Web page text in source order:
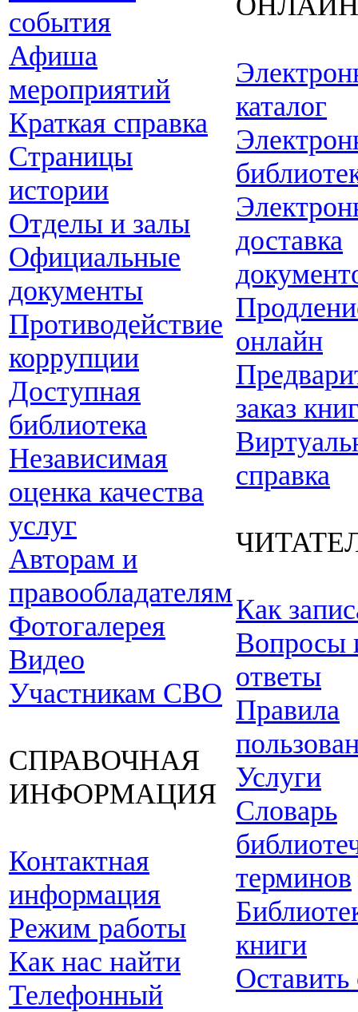
события
Афиша
мероприятий
Краткая справка
Страницы
истории
Отделы и залы
Официальные
документы
Противодействие
коррупции
Доступная
библиотека
Независимая
оценка качества
услуг
Авторам и
правообладателям
Фотогалерея
Видео
Участникам СВО
СПРАВОЧНАЯ
ИНФОРМАЦИЯ
Контактная
информация
Режим работы
Как нас найти
Телефонный
каталог
доставка
онлайн
заказ
справка
Как
Вопросы
ответы
Правила
Услуги
Словарь
терминов
книги
Оставить